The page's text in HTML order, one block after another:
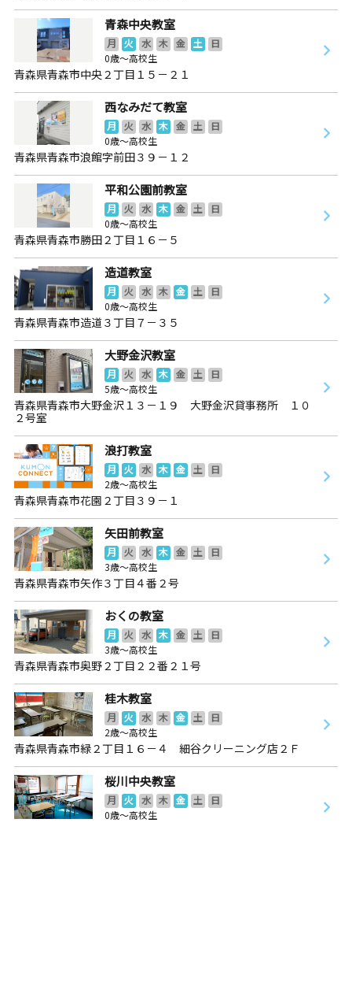
青森中央教室
月 火 水 木 金 土
日
0歳～高校生
青森県青森市中央２丁目１５－２１
西なみだて教室
月 火 水 木 金 土
日
0歳～高校生
青森県青森市浪館字前田３９－１２
平和公園前教室
月 火 水 木 金 土
日
0歳～高校生
青森県青森市勝田２丁目１６－５
造道教室
月 火 水 木 金 土
日
0歳～高校生
青森県青森市造道３丁目７－３５
大野金沢教室
月 火 水 木 金 土
日
5歳～高校生
青森県青森市大野金沢１３－１９ 大野金沢貸事務所 １０
２号室
浪打教室
月 火 水 木 金 土
日
2歳～高校生
青森県青森市花園２丁目３９－１
矢田前教室
月 火 水 木 金 土
日
3歳～高校生
青森県青森市矢作３丁目４番２号
おくの教室
月 火 水 木 金 土
日
3歳～高校生
青森県青森市奥野２丁目２２番２１号
桂木教室
月 火 水 木 金 土
日
2歳～高校生
青森県青森市緑２丁目１６－４ 細谷クリーニング店２Ｆ
桜川中央教室
月 火 水 木 金 土
日
0歳～高校生